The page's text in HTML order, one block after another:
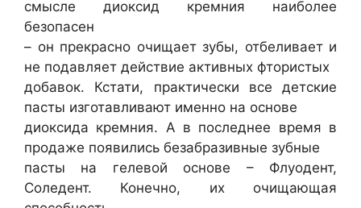
смысле диоксид кремния наиболее
безопасен
– он прекрасно очищает зубы, отбеливает и
не подавляет действие активных фтористых
добавок. Кстати, практически все детские
пасты изготавливают именно на основе
диоксида кремния. А в последнее время в
продаже появились безабразивные зубные
пасты на гелевой основе – Флуодент,
Соледент. Конечно, их очищающая